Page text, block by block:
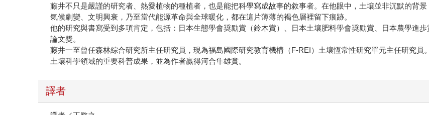
藤井不只是嚴謹的研究者、熱愛植物的種植者，也是能把科學寫成故事的敘事者。在他眼中，土壤並非沉默的背
氣候劇變、文明興衰，乃至當代能源革命與全球暖化，都在這片薄薄的褐色層裡留下痕跡。
他的研究與書寫受到多項肯定，包括：日本生態學會奨励賞（鈴木賞）、日本土壤肥料學會奨励賞、日本農學進
論文獎。
藤井一至曾任森林綜合研究所主任研究員，現為福島國際研究教育機構（F-REI）土壤恆常性研究單元主任研究
土壤科學領域的重要科普成果，並為作者贏得河合隼雄賞。
譯者